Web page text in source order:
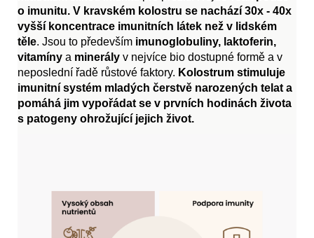
o imunitu. V kravském kolostru se nachází 30x - 40x
vyšší koncentrace imunitních látek než v lidském
těle. Jsou to především imunoglobuliny, laktoferin,
vitamíny a minerály v nejvíce bio dostupné formě a v
neposlední řadě růstové faktory. Kolostrum stimuluje
imunitní systém mladých čerstvě narozených telat a
pomáhá jim vypořádat se v prvních hodinách života
s patogeny ohrožující jejich život.